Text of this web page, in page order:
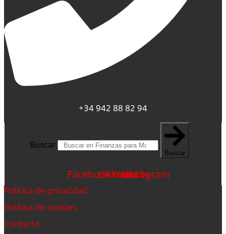
+34 942 88 82 94
Buscar
Buscar
FacebookLinkedin
Youtube
Instagram
Política de privacidad
Política de cookies
Contacto